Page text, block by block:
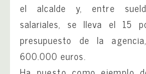
el alcalde y, entre
salariales, se lleva el 15
presupuesto de la
600.000 euros.